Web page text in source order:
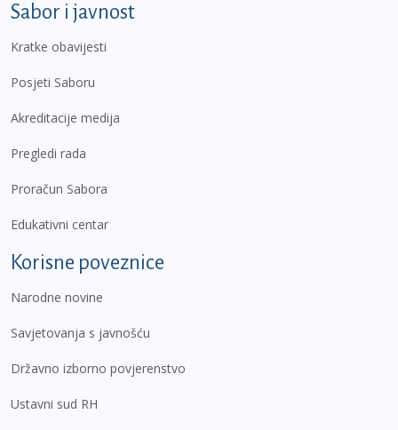
Sabor i javnost
Kratke obavijesti
Posjeti Saboru
Akreditacije medija
Pregledi rada
Proračun Sabora
Edukativni centar
Korisne poveznice
Narodne novine
Savjetovanja s javnošću
Državno izborno povjerenstvo
Ustavni sud RH